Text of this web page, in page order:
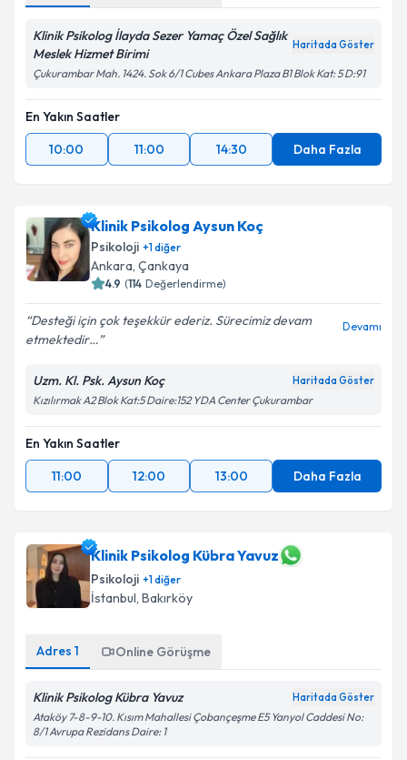
Klinik Psikolog İlayda Sezer Yamaç Özel Sağlık
Meslek Hizmet Birimi
Haritada Göster
Çukurambar Mah. 1424. Sok 6/1 Cubes Ankara Plaza B1 Blok Kat: 5 D:91
En Yakın Saatler
10:00
11:00 14:30 Daha Fazla
Klinik Psikolog Aysun Koç
Psikoloji +1diğer
Ankara, Çankaya
4.9 (114 Değerlendirme)
Desteği için çok teşekkür ederiz. Sürecimiz devam
etmektedir…
Devamı
Uzm. Kl. Psk. Aysun Koç Haritada Göster
Kızılırmak A2 Blok Kat:5 Daire:152 YDA Center Çukurambar
En Yakın Saatler
11:00
12:00 13:00 Daha Fazla
Klinik Psikolog Kübra Yavuz
Psikoloji +1diğer
İstanbul, Bakırköy
Adres 1 Online Görüşme
Klinik Psikolog Kübra Yavuz Haritada Göster
Ataköy 7-8-9-10. Kısım Mahallesi Çobançeşme E5 Yanyol Caddesi No:
8/1 Avrupa Rezidans Daire: 1